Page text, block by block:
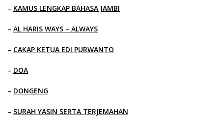
– KAMUS LENGKAP BAHASA JAMBI
– AL HARIS WAYS – ALWAYS
– CAKAP KETUA EDI PURWANTO
– DOA
– DONGENG
– SURAH YASIN SERTA TERJEMAHAN